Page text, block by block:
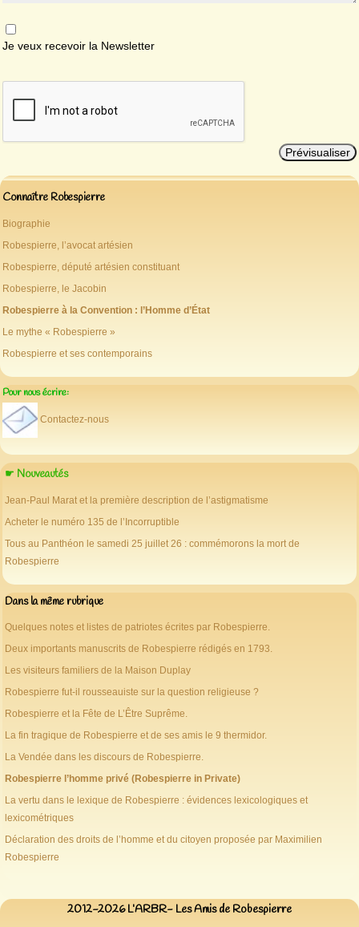
Je veux recevoir la Newsletter
Connaître Robespierre
Biographie
Robespierre, l’avocat artésien
Robespierre, député artésien constituant
Robespierre, le Jacobin
Robespierre à la Convention : l’Homme d’État
Le mythe « Robespierre »
Robespierre et ses contemporains
Pour nous écrire:
Contactez-nous
☛ Nouveautés
Jean-Paul Marat et la première description de l’astigmatisme
Acheter le numéro 135 de l’Incorruptible
Tous au Panthéon le samedi 25 juillet 26 : commémorons la mort de
Robespierre
Dans la même rubrique
Quelques notes et listes de patriotes écrites par Robespierre.
Deux importants manuscrits de Robespierre rédigés en 1793.
Les visiteurs familiers de la Maison Duplay
Robespierre fut-il rousseauiste sur la question religieuse ?
Robespierre et la Fête de L’Être Suprême.
La fin tragique de Robespierre et de ses amis le 9 thermidor.
La Vendée dans les discours de Robespierre.
Robespierre l’homme privé (Robespierre in Private)
La vertu dans le lexique de Robespierre : évidences lexicologiques et
lexicométriques
Déclaration des droits de l’homme et du citoyen proposée par Maximilien
Robespierre
2012-2026 L’ARBR- Les Amis de Robespierre